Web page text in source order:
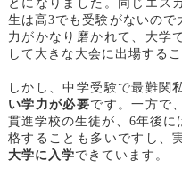
とになりました。同じエス
生は高3でも受験がないの
力がかなり磨かれて、大学
して大きな大会に出場する
しかし、中学受験で最難関
い学力が必要です。一方で
貫進学校の生徒が、6年後に
格することも多いですし、
大学に入学できています。